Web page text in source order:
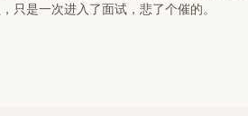
只是一次进入了面试，悲了个催的。